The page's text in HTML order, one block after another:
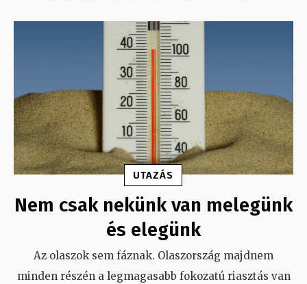
UTAZÁS
Nem csak nekünk van melegünk
és elegünk
Az olaszok sem fáznak. Olaszország majdnem
minden részén a legmagasabb fokozatú riasztás van